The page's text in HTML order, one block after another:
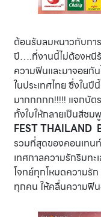
ต้อนรับลมหนาวกับกา
ปี….ที่งานนี้ไม่ต้องหนี
ความฟินและมาจอยกั
ในประเทศไทย ซึ่งใน
มากกกกก!!!!! แจกบัต
ทั้งใบให้กลายเป็นสีชม
FEST THAILAND
รวมที่สุดของคอนเทน
เทศกาลความรักริมท
โจทย์ทุกโหมดความรัก
ทุกคน ให้คลื่นความฟิ